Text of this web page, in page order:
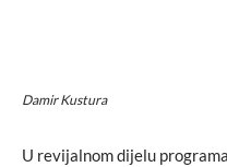
Damir Kustura
U revijalnom dijelu